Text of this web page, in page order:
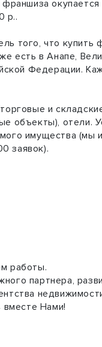
р..
того, что купить
есть в Анапе,
Федерации.
и
объекты), отели.
имущества (мы
заявок).
работы.
партнера,
вместе Нами!